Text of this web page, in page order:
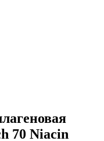
70 Niacin